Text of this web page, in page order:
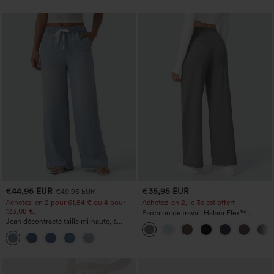
€44,95 EUR €49,95 EUR
Achetez-en 2 pour 61,54 € ou 4 pour
123,08 €.
Jean décontracté taille mi‑haute, à
cordon de serrage, avec poches
€35,95 EUR
Achetez-en 2, le 3e est offert
Pantalon de travail Halara Flex™
DayStretch à taille haute, avec poches et
coupe droite